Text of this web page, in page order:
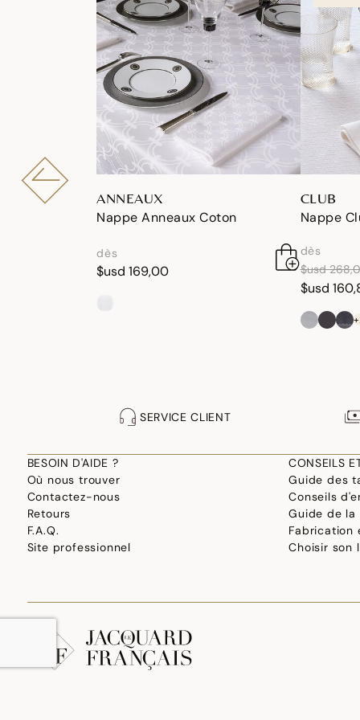
ANNEAUX
Nappe Anneaux Coton
dès
$usd 169,00
CLUB
Nappe
dès
réduction
$usd
$usd
SERVICE CLIENT
BESOIN D'AIDE ?
Où nous trouver
Contactez-nous
Retours
F.A.Q.
Site professionnel
CONSEILS
Guide des
Conseils
Guide de
Fabrication
Choisir son